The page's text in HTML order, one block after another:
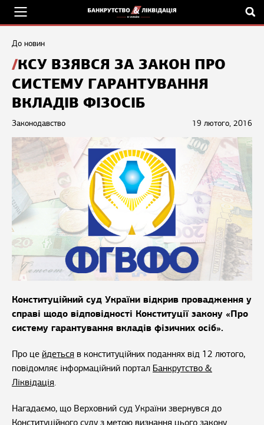
До новин
КСУ ВЗЯВСЯ ЗА ЗАКОН ПРО
СИСТЕМУ ГАРАНТУВАННЯ
ВКЛАДІВ ФІЗОСІБ
19 лютого, 2016
Законодавство
Конституційний суд України відкрив провадження у
справі щодо відповідності Конституції закону «Про
систему гарантування вкладів фізичних осіб».
Про це йдеться в конституційних поданнях від 12 лютого,
повідомляє інформаційний портал Банкрутство &
Ліквідація.
Нагадаємо, що Верховний суд України звернувся до